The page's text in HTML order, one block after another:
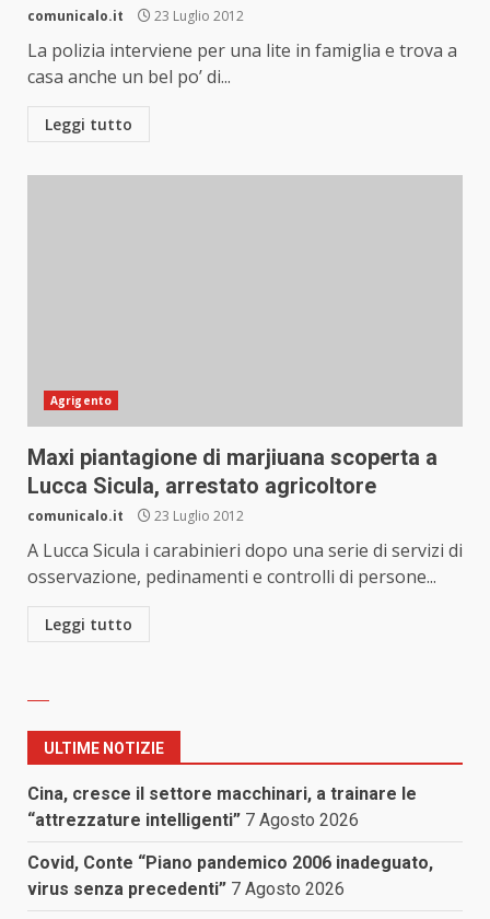
comunicalo.it 23 Luglio 2012
La polizia interviene per una lite in famiglia e trova a
casa anche un bel po’ di...
Leggi tutto
Agrigento
Maxi piantagione di marjiuana scoperta a
Lucca Sicula, arrestato agricoltore
comunicalo.it 23 Luglio 2012
A Lucca Sicula i carabinieri dopo una serie di servizi di
osservazione, pedinamenti e controlli di persone...
Leggi tutto
ULTIME NOTIZIE
Cina, cresce il settore macchinari, a trainare le
“attrezzature intelligenti” 7 Agosto 2026
Covid, Conte “Piano pandemico 2006 inadeguato,
virus senza precedenti” 7 Agosto 2026